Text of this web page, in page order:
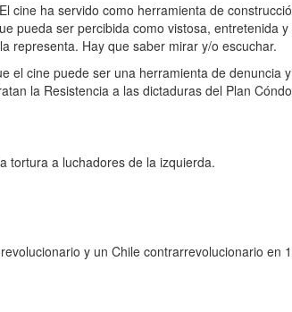
ha servido como herramienta de
pueda ser percibida como vistosa, entretenida
representa. Hay que saber mirar y/o escuchar.
cine puede ser una herramienta de denuncia
la Resistencia a las dictaduras del Plan
tortura a luchadores de la izquierda.
y un Chile contrarrevolucionario en